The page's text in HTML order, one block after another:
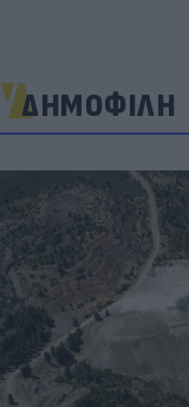
ΔΗΜΟΦΙΛΗ